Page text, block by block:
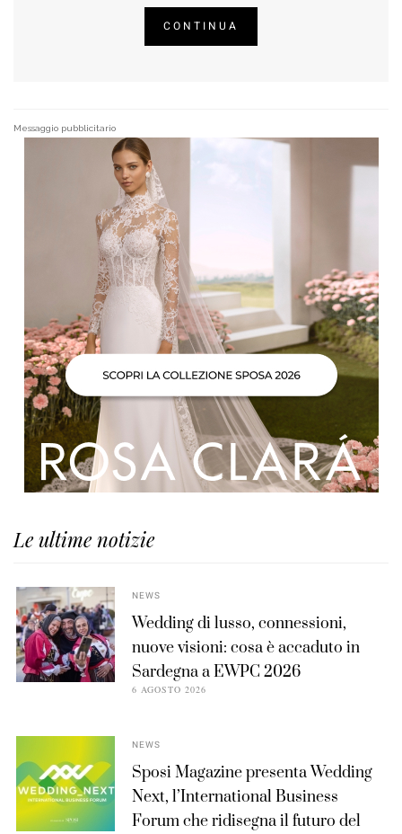
CONTINUA
Messaggio pubblicitario
Le ultime notizie
NEWS
Wedding di lusso, connessioni,
nuove visioni: cosa è accaduto in
Sardegna a EWPC 2026
6 AGOSTO 2026
NEWS
Sposi Magazine presenta Wedding
Next, l’International Business
Forum che ridisegna il futuro del